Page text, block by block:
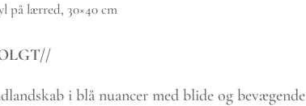
på lærred, 30×40 cm
i blå nuancer med blide og bevægende